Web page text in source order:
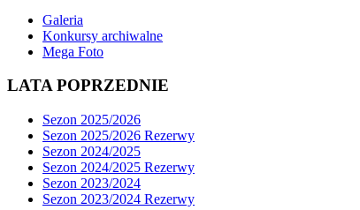
Galeria
Konkursy archiwalne
Mega Foto
LATA POPRZEDNIE
Sezon 2025/2026
Sezon 2025/2026 Rezerwy
Sezon 2024/2025
Sezon 2024/2025 Rezerwy
Sezon 2023/2024
Sezon 2023/2024 Rezerwy